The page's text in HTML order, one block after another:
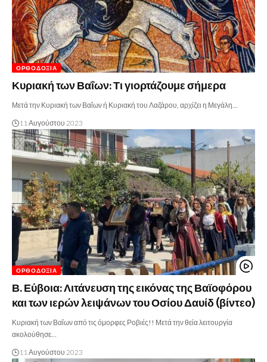
ΟΡΘΟΔΟΞΊΑ
Κυριακή των Βαΐων: Τι γιορτάζουμε σήμερα
Μετά την Κυριακή των Βαΐων ή Κυριακή του Λαζάρου, αρχίζει η Μεγάλη…
11 Αυγούστου 2023
ΟΡΘΟΔΟΞΊΑ
Β. Εύβοια: Λιτάνευση της εικόνας της Βαϊοφόρου
και των ιερών λειψάνων του Οσίου Δαυίδ (βίντεο)
Κυριακή των Βαΐων από τις όμορφες Ροβιές!! Μετά την θεία λειτουργία
ακολούθησε…
11 Αυγούστου 2023